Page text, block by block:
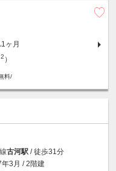
1ヶ月
2 ）
料/
古河駅 / 徒歩31分
3月 / 2階建